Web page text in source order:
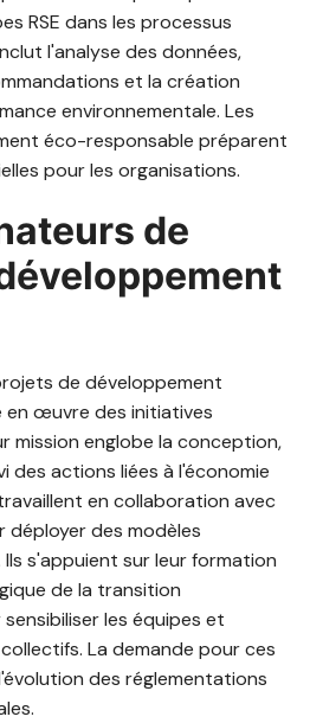
RSE dans les processus
l'analyse des données,
et la création
environnementale. Les
éco-responsable préparent
pour les organisations.
de
de développement
en œuvre des initiatives
mission englobe la conception,
des actions liées à l'économie
en collaboration avec
des modèles
s'appuient sur leur formation
de la transition
les équipes et
La demande pour ces
des réglementations